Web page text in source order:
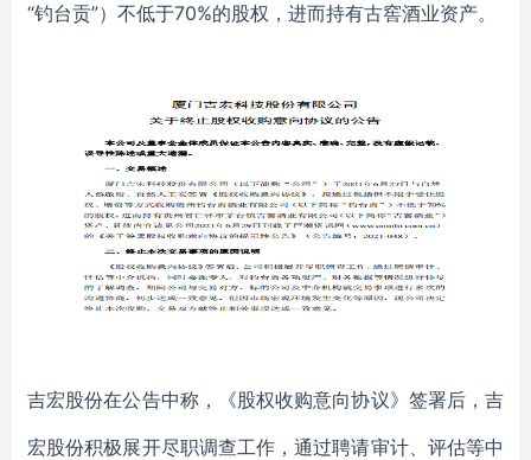
“钓台贡”）不低于70%的股权，进而持有古窖酒业资产。
吉宏股份在公告中称，《股权收购意向协议》签署后，吉
宏股份积极展开尽职调查工作，通过聘请审计、评估等中